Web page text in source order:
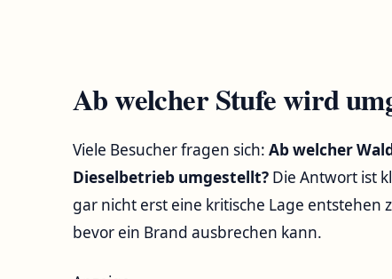
Ab welcher Stufe wird
Viele Besucher fragen sich: Ab welcher
Dieselbetrieb umgestellt? Die Antwort ist
gar nicht erst eine kritische Lage entstehen
bevor ein Brand ausbrechen kann.